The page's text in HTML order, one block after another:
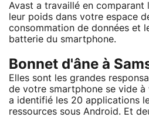
Avast a travaillé en comparant
leur poids dans votre espace
consommation de données et
batterie du smartphone.
Bonnet d'âne à
Elles sont les grandes
de votre smartphone se vide à
a identifié les 20 applications
ressources sous Android. Et